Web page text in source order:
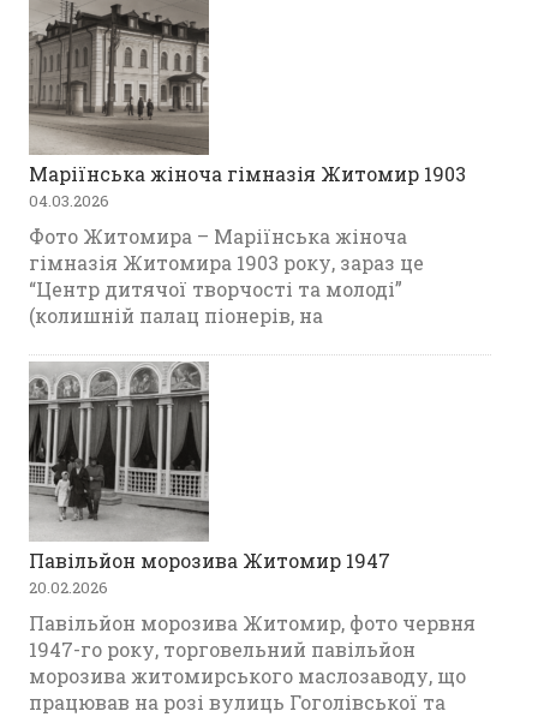
Маріїнська жіноча гімназія Житомир 1903
04.03.2026
Фото Житомира – Маріїнська жіноча
гімназія Житомира 1903 року, зараз це
“Центр дитячої творчості та молоді”
(колишній палац піонерів, на
Павільйон морозива Житомир 1947
20.02.2026
Павільйон морозива Житомир, фото червня
1947-го року, торговельний павільйон
морозива житомирського маслозаводу, що
працював на розі вулиць Гоголівської та